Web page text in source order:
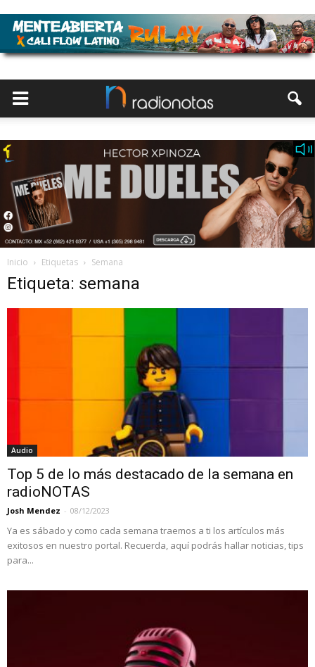
Inicio Etiquetas Semana
Etiqueta: semana
Audio
Top 5 de lo más destacado de la semana en
radioNOTAS
Josh Mendez - 08/12/2023
Ya es sábado y como cada semana traemos a ti los artículos más
exitosos en nuestro portal. Recuerda, aquí podrás hallar noticias, tips
para...